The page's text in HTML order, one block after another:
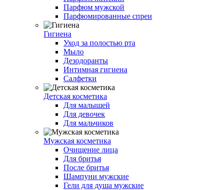
Парфюм мужской
Парфюмированные спреи
Гигиена
Уход за полостью рта
Мыло
Дезодоранты
Интимная гигиена
Салфетки
Детская косметика
Для малышей
Для девочек
Для мальчиков
Мужская косметика
Очищение лица
Для бритья
После бритья
Шампуни мужские
Гели для душа мужские